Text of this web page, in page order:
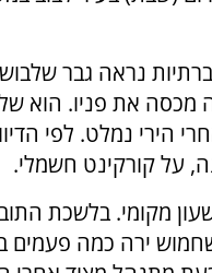
נראה גבר
מכסה את פניו. הוא
הירי נמלט. לפי
על קורקינט חשמלי.
היה בסביבות 12:00 שעון מקומי. בלשכת
ירה כמה פעמים